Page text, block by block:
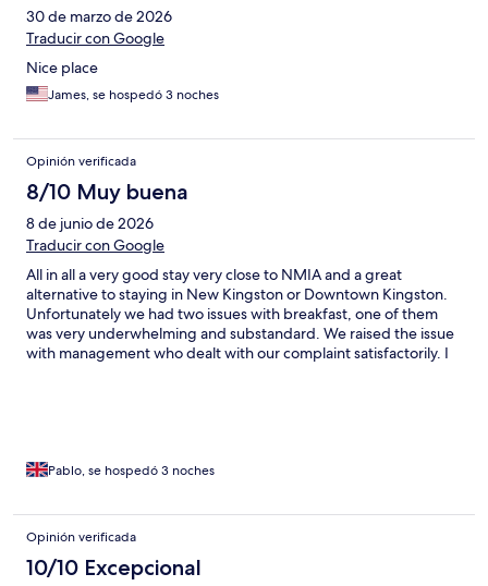
30 de marzo de 2026
Traducir con Google
Nice place
James, se hospedó 3 noches
Opinión verificada
8/10 Muy buena
8 de junio de 2026
Traducir con Google
All in all a very good stay very close to NMIA and a great
alternative to staying in New Kingston or Downtown Kingston.
Unfortunately we had two issues with breakfast, one of them
was very underwhelming and substandard. We raised the issue
with management who dealt with our complaint satisfactorily. I
Pablo, se hospedó 3 noches
Opinión verificada
10/10 Excepcional